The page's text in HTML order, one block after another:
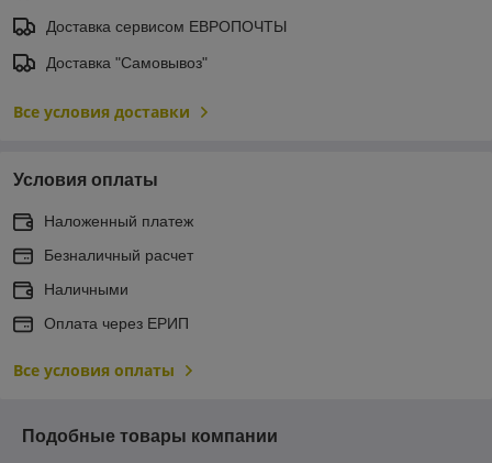
Доставка сервисом ЕВРОПОЧТЫ
Доставка "Самовывоз"
Все условия доставки
Условия оплаты
Наложенный платеж
Безналичный расчет
Наличными
Оплата через ЕРИП
Все условия оплаты
Подобные товары компании